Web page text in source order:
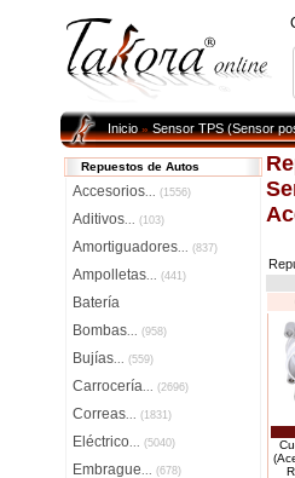
Inicio»Sensor TPS (Sensor
Repuestos de Autos
Accesorios... (1556)
Aditivos... (103)
Amortiguadores... (837)
Ampolletas... (441)
Batería
Bombas... (958)
Bujías... (559)
Carrocería... (2696)
Correas... (1831)
Eléctrico... (5040)
Embrague... (678)